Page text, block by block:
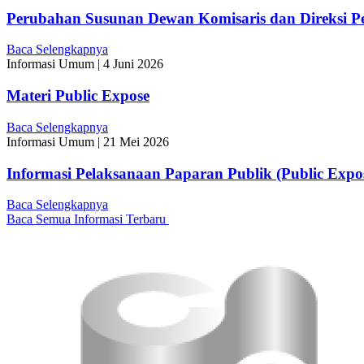
Perubahan Susunan Dewan Komisaris dan Direksi
Baca Selengkapnya
Informasi Umum
4 Juni 2026
Materi Public Expose
Baca Selengkapnya
Informasi Umum | 21 Mei 2026
Informasi Pelaksanaan Paparan Publik (Public
Baca Selengkapnya
Baca Semua Informasi Terbaru